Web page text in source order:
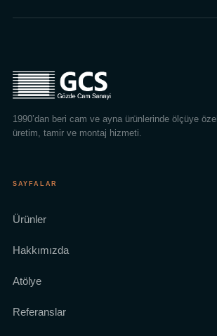
1990’dan beri cam ve ayna ürünlerinde ölçüye özel
üretim, tamir ve montaj hizmeti.
SAYFALAR
Ürünler
Hakkımızda
Atölye
Referanslar